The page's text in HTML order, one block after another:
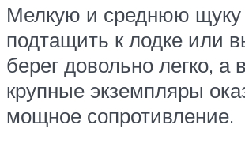
Мелкую и среднюю
подтащить к лодке или
берег довольно легко, а
крупные экземпляры
мощное сопротивление.